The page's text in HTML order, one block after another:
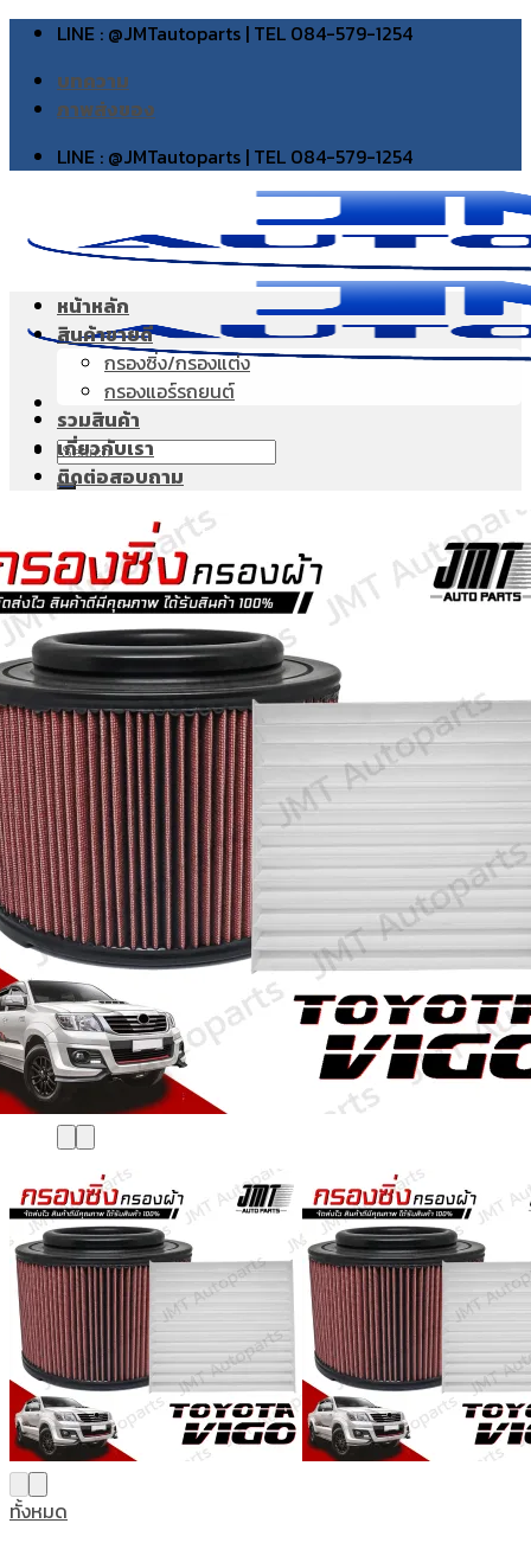
Skip
content
LINE : @JMTautoparts | TEL 084-579-1254
บทความ
ภาพส่งของ
LINE : @JMTautoparts | TEL 084-579-1254
Search
for:
Search
for:
หน้าหลัก
สินค้าขายดี
กรองซิ่ง/กรองแต่ง
กรองแอร์รถยนต์
รวมสินค้า
เกี่ยวกับเรา
ติดต่อสอบถาม
ทั้งหมด